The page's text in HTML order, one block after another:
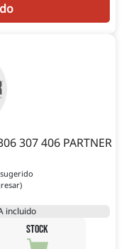
307 406 PARTNER
incluido
STOCK